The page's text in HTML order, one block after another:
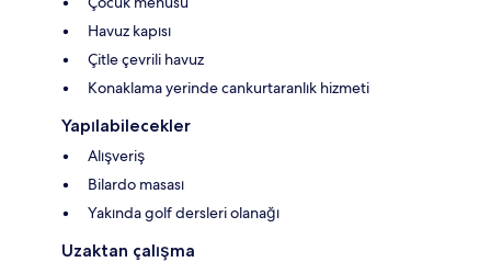
Havuz kapısı
Çitle çevrili havuz
Konaklama yerinde cankurtaranlık hizmeti
Yapılabilecekler
Alışveriş
Bilardo masası
Yakında golf dersleri olanağı
Uzaktan çalışma